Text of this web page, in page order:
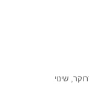
,שינוי